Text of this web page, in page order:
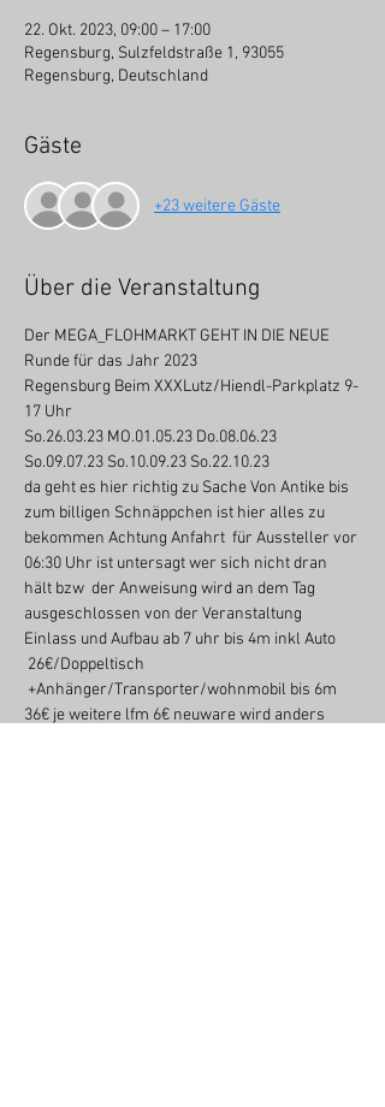
22. Okt. 2023, 09:00 – 17:00
Regensburg, Sulzfeldstraße 1, 93055
Regensburg, Deutschland
Gäste
+23 weitere Gäste
Über die Veranstaltung
Der MEGA_FLOHMARKT GEHT IN DIE NEUE
Runde für das Jahr 2023
Regensburg Beim XXXLutz/Hiendl-Parkplatz 9-
17 Uhr
So.26.03.23 MO.01.05.23 Do.08.06.23
So.09.07.23 So.10.09.23 So.22.10.23
da geht es hier richtig zu Sache Von Antike bis
zum billigen Schnäppchen ist hier alles zu
bekommen Achtung Anfahrt  für Aussteller vor
06:30 Uhr ist untersagt wer sich nicht dran
hält bzw  der Anweisung wird an dem Tag
ausgeschlossen von der Veranstaltung
Einlass und Aufbau ab 7 uhr bis 4m inkl Auto
26€/Doppeltisch
+Anhänger/Transporter/wohnmobil bis 6m
36€ je weitere lfm 6€ neuware wird anders